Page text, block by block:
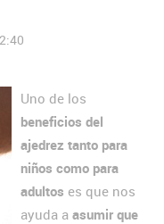
Uno de los
beneficios del
ajedrez tanto para
niños como para
adultos es que nos
ayuda a asumir que